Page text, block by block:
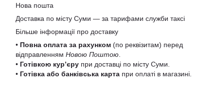
Нова пошта
Доставка по місту Суми — за тарифами служби таксі
Більше інформації про доставку
• Повна оплата за рахунком (по реквізитам) перед
відправленням Новою Поштою
• Готівкою кур’єру при доставці по місту Суми.
• Готівка або банківська карта при оплаті в магазині.